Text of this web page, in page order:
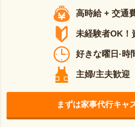
高時給 + 交通
未経験者OK！
好きな曜日·時
主婦/主夫歓迎
まずは家事代行キャ